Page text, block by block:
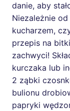
danie, aby
Niezależnie
kucharzem,
przepis na
zachwyci!
kurczaka lub
2 ząbki
bulionu
papryki